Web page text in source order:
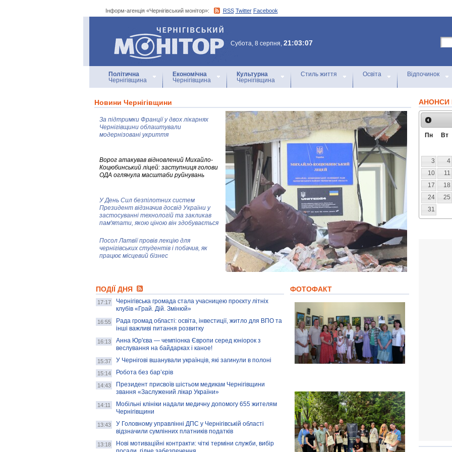
Інформ-агенція «Чернігівський монітор»: RSS Twitter Facebook
Інформ-агенція
«Чернігівський монітор»
Субота, 8 серпня, 21:03:07
Політична
Чернігівщина
Економічна
Чернігівщина
Культурна
Чернігівщина
Стиль життя Освіта Відпочинок
Новини Чернігівщини
За підтримки Франції у двох лікарнях
Чернігівщини облаштували
модернізовані укриття
Ворог атакував відновлений Михайло-
Коцюбинський ліцей: заступниця голови
ОДА оглянула масштаби руйнувань
У День Сил безпілотних систем
Президент відзначив досвід України у
застосуванні технологій та закликав
пам'ятати, якою ціною він здобувається
Посол Латвії провів лекцію для
чернігівських студентів і побачив, як
працює місцевий бізнес
колекцію про війну, емоції та тварин
AB InBev Efes Україна підтримала
навчальний проєкт "Молодіжна бізнес-
школа", спрямований на розвиток
підприємництва у Чернігівській області
Золота тварина: видання Forbes
написало про чернігівця Патрона: хто і
скільки на ньому заробляє? І куди
витрачають?
ПОДІЇ ДНЯ
17:17
Чернігівська громада стала учасницею проєкту літніх
клубів «Грай. Дій. Змінюй»
16:55
Рада громад області: освіта, інвестиції, житло для ВПО та
інші важливі питання розвитку
16:13
Анна Юр'єва — чемпіонка Європи серед юніорок з
веслування на байдарках і каное!
15:37 У Чернігові вшанували українців, які загинули в полоні
15:14 Робота без бар’єрів
14:43
Президент присвоїв шістьом медикам Чернігівщини
звання «Заслужений лікар України»
14:11
Мобільні клініки надали медичну допомогу 655 жителям
Чернігівщини
13:43
У Головному управлінні ДПС у Чернігівській області
відзначили сумлінних платників податків
13:18
Нові мотиваційні контракти: чіткі терміни служби, вибір
ФОТОФАКТ
АНОНСИ
Пн Вт
3
4
10
11
17
18
24
25
31